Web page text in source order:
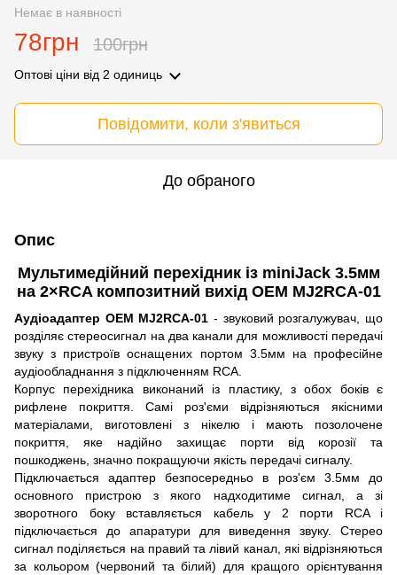
Немає в наявності
78грн 100грн
Оптові ціни від 2 одиниць
Повідомити, коли з'явиться
До обраного
Опис
Мультимедійний перехідник із miniJack 3.5мм
на 2×RCA композитний вихід OEM MJ2RCA-01
Аудіоадаптер OEM MJ2RCA-01 - звуковий розгалужувач, що
розділяє стереосигнал на два канали для можливості передачі
звуку з пристроїв оснащених портом 3.5мм на професійне
аудіообладнання з підключенням RCA.
Корпус перехідника виконаний із пластику, з обох боків є
рифлене покриття. Самі роз'єми відрізняються якісними
матеріалами, виготовлені з нікелю і мають позолочене
покриття, яке надійно захищає порти від корозії та
пошкоджень, значно покращуючи якість передачі сигналу.
Підключається адаптер безпосередньо в роз'єм 3.5мм до
основного пристрою з якого надходитиме сигнал, а зі
зворотного боку вставляється кабель у 2 порти RCA і
підключається до апаратури для виведення звуку. Стерео
сигнал поділяється на правий та лівий канал, які відрізняються
за кольором (червоний та білий) для кращого орієнтування